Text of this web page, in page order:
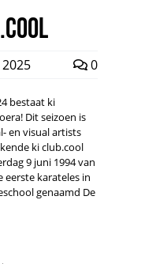
0
bestaat ki
Dit seizoen is
en visual artists
ki club.cool
9 juni 1994 van
eerste karateles in
genaamd De